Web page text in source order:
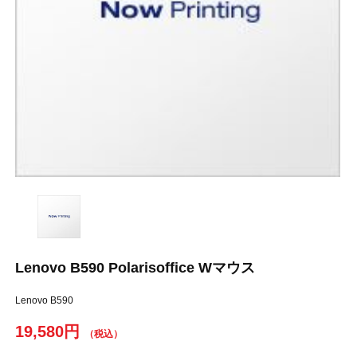
Lenovo B590 Polarisoffice Wマウス
Lenovo B590
19,580円